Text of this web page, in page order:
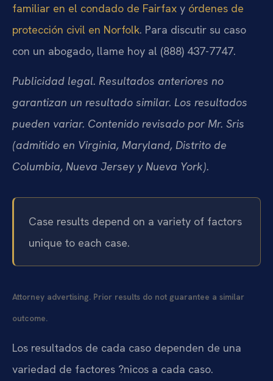
familiar en el condado de Fairfax y órdenes de
protección civil en Norfolk. Para discutir su caso
con un abogado, llame hoy al (888) 437-7747.
Publicidad legal. Resultados anteriores no
garantizan un resultado similar. Los resultados
pueden variar. Contenido revisado por Mr. Sris
(admitido en Virginia, Maryland, Distrito de
Columbia, Nueva Jersey y Nueva York).
Case results depend on a variety of factors
unique to each case.
Attorney advertising. Prior results do not guarantee a similar
outcome.
Los resultados de cada caso dependen de una
variedad de factores ?nicos a cada caso.